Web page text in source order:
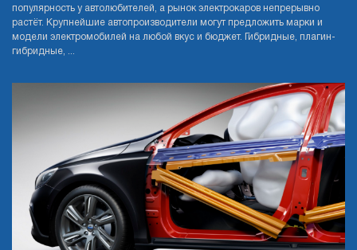
популярность у автолюбителей, а рынок электрокаров непрерывно
растёт. Крупнейшие автопроизводители могут предложить марки и
модели электромобилей на любой вкус и бюджет. Гибридные, плагин-
гибридные, ...